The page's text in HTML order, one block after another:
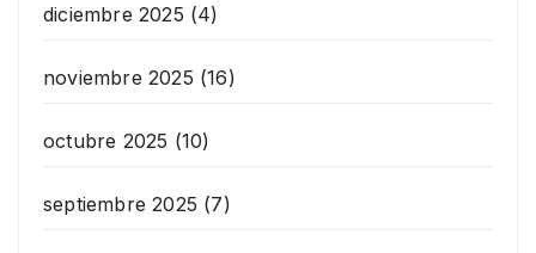
diciembre 2025 (4)
noviembre 2025 (16)
octubre 2025 (10)
septiembre 2025 (7)